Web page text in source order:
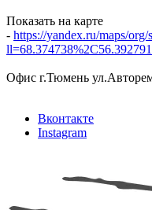
Показать на карте
- https://yandex.ru/maps/
Офис г.Тюмень
Вконтакте
Instagram